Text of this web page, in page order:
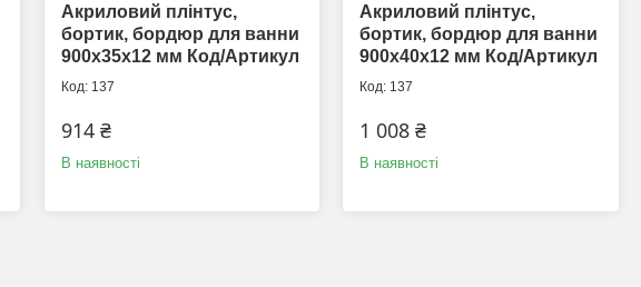
Акриловий плінтус,
бортик, бордюр для ванни
900х35х12 мм Код/Артикул
137
914 ₴
В наявності
Акриловий плінтус,
бортик, бордюр для ванни
900х40х12 мм Код/Артикул
137
1 008 ₴
В наявності